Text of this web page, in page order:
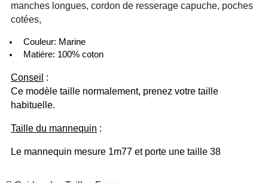
manches longues, cordon de resserage capuche, poches
cotées,
Couleur: Marine
Matière: 100% coton
Conseil :
Ce modèle taille normalement, prenez votre taille
habituelle.
Taille du mannequin :
Le mannequin mesure 1m77 et porte une taille 38